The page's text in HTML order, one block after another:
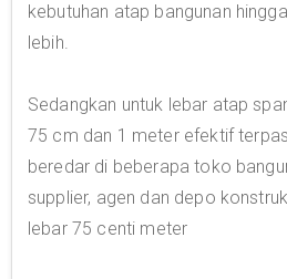
kebutuhan atap bangunan
lebih.
Sedangkan untuk lebar atap
75 cm dan 1 meter efektif
beredar di beberapa toko
supplier, agen dan depo
lebar 75 centi meter